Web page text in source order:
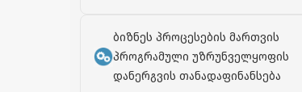
ბიზნეს პროცესების მართვის
პროგრამული უზრუნველყოფის
დანერგვის თანადაფინანსება